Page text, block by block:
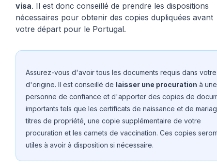
visa. Il est donc conseillé de prendre les dispositions
nécessaires pour obtenir des copies dupliquées avant
votre départ pour le Portugal.
Assurez-vous d'avoir tous les documents requis dans
d'origine. Il est conseillé de laisser une procuration à une
personne de confiance et d'apporter des copies de
importants tels que les certificats de naissance et de
titres de propriété, une copie supplémentaire de votre
procuration et les carnets de vaccination. Ces copies
utiles à avoir à disposition si nécessaire.